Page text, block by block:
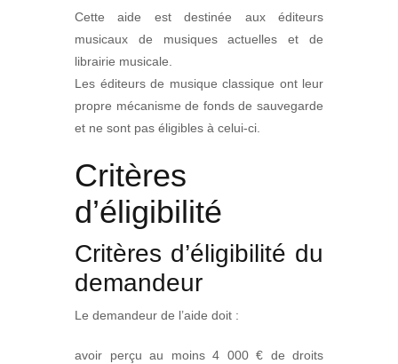
Cette aide est destinée aux éditeurs
musicaux de musiques actuelles et de
librairie musicale.
Les éditeurs de musique classique ont leur
propre mécanisme de fonds de sauvegarde
et ne sont pas éligibles à celui-ci.
Critères
d’éligibilité
Critères d’éligibilité du
demandeur
Le demandeur de l’aide doit :
avoir perçu au moins 4 000 € de droits